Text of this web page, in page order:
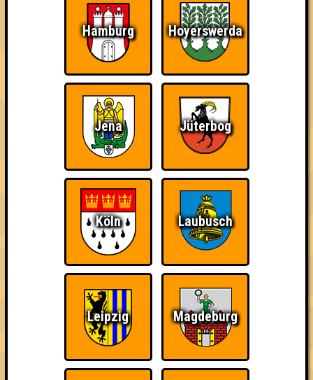
über 100 Teams
07.02.2012 vonWK51
21.02.2012vonPseudogleye
Hamburg Hoyerswerda
Jena Jüterbog
Köln Laubusch
Leipzig Magdeburg